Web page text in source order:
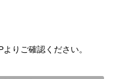
りご確認ください。